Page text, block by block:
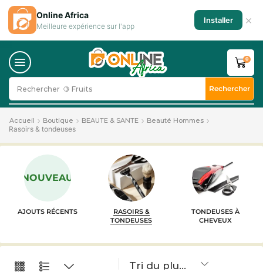
Rechercher 🍋 Fruits Rechercher
0
Accueil Boutique BEAUTE & SANTE Beauté Hommes
Rasoirs & tondeuses
NOUVEAU
AJOUTS RÉCENTS
RASOIRS &
TONDEUSES
TONDEUSES À
CHEVEUX
Online Africa
Meilleure expérience sur l'app
Installer ×